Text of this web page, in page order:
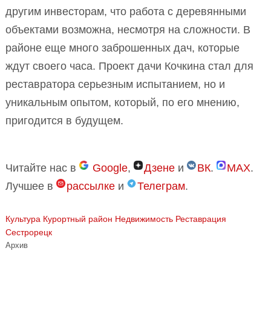
другим инвесторам, что работа с деревянными
объектами возможна, несмотря на сложности. В
районе еще много заброшенных дач, которые
ждут своего часа. Проект дачи Кочкина стал для
реставратора серьезным испытанием, но и
уникальным опытом, который, по его мнению,
пригодится в будущем.
Читайте нас в Google, Дзене и ВК. MAX.
Лучшее в
рассылке и Телеграм.
Культура Курортный район Недвижимость Реставрация
Сестрорецк
Архив